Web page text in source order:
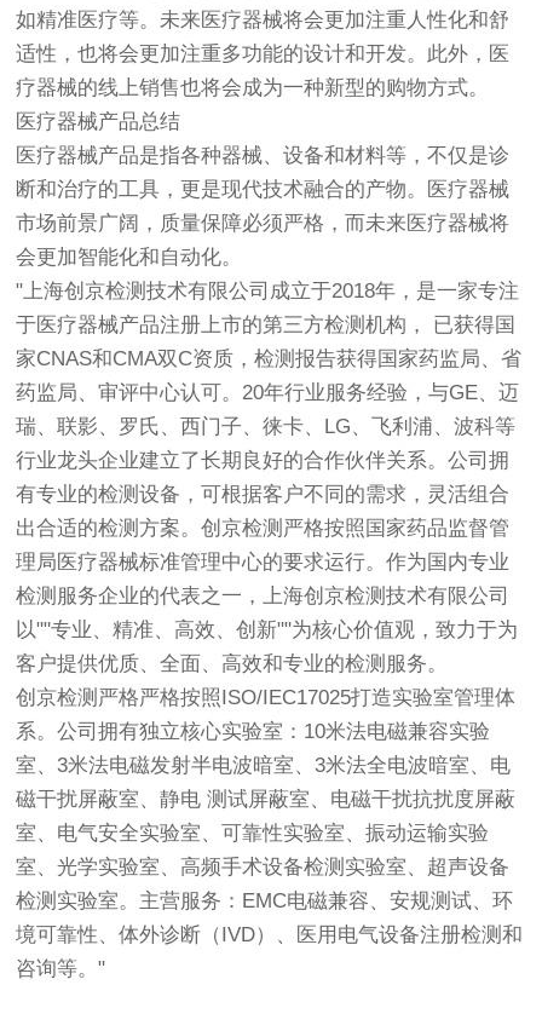
如精准医疗等。未来医疗器械将会更加注重人性化和舒
适性，也将会更加注重多功能的设计和开发。此外，医
疗器械的线上销售也将会成为一种新型的购物方式。
医疗器械产品总结
医疗器械产品是指各种器械、设备和材料等，不仅是诊
断和治疗的工具，更是现代技术融合的产物。医疗器械
市场前景广阔，质量保障必须严格，而未来医疗器械将
会更加智能化和自动化。
"上海创京检测技术有限公司成立于2018年，是一家专注
于医疗器械产品注册上市的第三方检测机构， 已获得国
家CNAS和CMA双C资质，检测报告获得国家药监局、省
药监局、审评中心认可。20年行业服务经验，与GE、迈
瑞、联影、罗氏、西门子、徕卡、LG、飞利浦、波科等
行业龙头企业建立了长期良好的合作伙伴关系。公司拥
有专业的检测设备，可根据客户不同的需求，灵活组合
出合适的检测方案。创京检测 严格按照国家药品监督管
理局医疗器械标准管理中心的要求运行。作为国内专业
检测服务企业的代表之一，上海创京检测技术有限公司
以""专业、精准、高效、创新""为核心价值观，致力于为
客户提供优质、全面、高效和专业的检测服务。
创京检测 严格严格按照ISO/IEC17025打造实验室管理体
系。公司拥有独立核心实验室：10米法电磁兼容实验
室、3米法电磁发射半电波暗室、3米法全电波暗室、电
磁干扰屏蔽室、静电 测试屏蔽室、电磁干扰抗扰度屏蔽
室、电气安全实验室、可靠性实验室、振动运输实验
室、光学实验室、高频手术设备检测实验室、超声设备
检测实验室。主营服务：EMC电磁兼容、安规测试、环
境可靠性、体外诊断（IVD）、医用电气设备注册检测和
咨询等。"